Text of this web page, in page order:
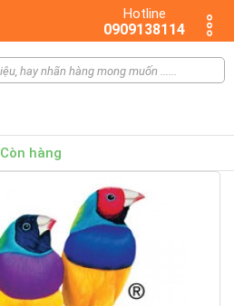
Hotline
0909138114
Còn hàng